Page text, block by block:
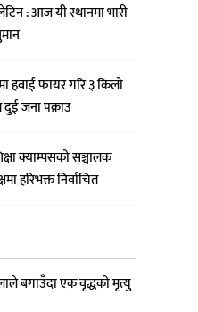
: आज यी स्थानमा भारी
हवाई फायर गरि ३ किलो
जना पक्राउ
क्याम्पसको सञ्चालक
हरिभक्त निर्वाचित
बगाउँदा एक वृद्धको मृत्यु